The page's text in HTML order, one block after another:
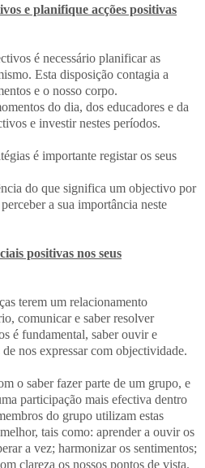
e planifique acções positivas
é necessário planificar as
Esta disposição contagia a
e o nosso corpo.
do dia, dos educadores e da
e investir nestes períodos.
é importante registar os seus
do que significa um objectivo por
a sua importância neste
positivas nos seus
terem um relacionamento
comunicar e saber resolver
é fundamental, saber ouvir e
nos expressar com objectividade.
o saber fazer parte de um grupo, e
participação mais efectiva dentro
do grupo utilizam estas
tais como: aprender a ouvir os
a vez; harmonizar os sentimentos;
clareza os nossos pontos de vista.